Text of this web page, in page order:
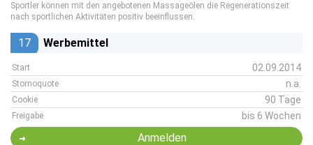
Sportler können mit den angebotenen Massageölen die Regenerationszeit
nach sportlichen Aktivitäten positiv beeinflussen.
17 Werbemittel
Start 02.09.2014
Stornoquote n.a.
Cookie 90 Tage
Freigabe bis 6 Wochen
Anmelden